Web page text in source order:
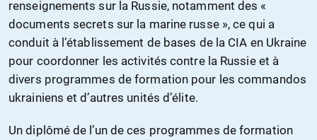
renseignements sur la Russie, notamment des «
documents secrets sur la marine russe », ce qui a
conduit à l’établissement de bases de la CIA en Ukraine
pour coordonner les activités contre la Russie et à
divers programmes de formation pour les commandos
ukrainiens et d’autres unités d’élite.
Un diplômé de l’un de ces programmes de formation